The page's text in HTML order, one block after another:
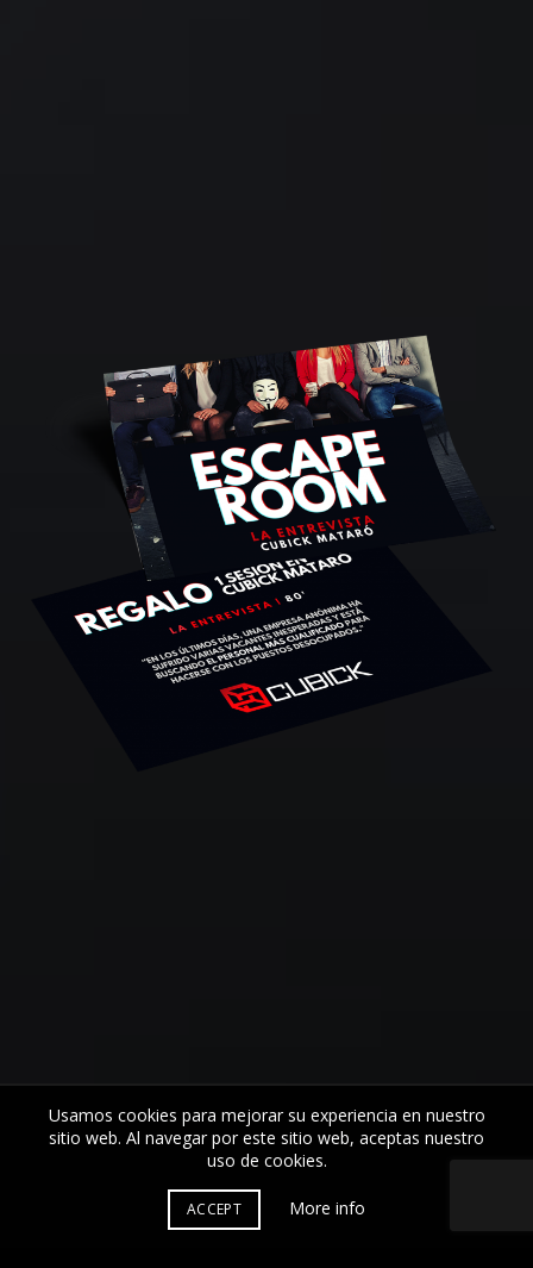
Usamos cookies para mejorar su experiencia en nuestro
sitio web. Al navegar por este sitio web, aceptas nuestro
uso de cookies.
ACCEPT More info